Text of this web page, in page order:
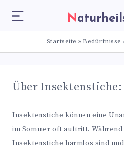
Startseite »Bedürfnisse
Über Insektenstiche:
Insektenstiche können eine
im Sommer oft auftritt. Während
Insektenstiche harmlos sind